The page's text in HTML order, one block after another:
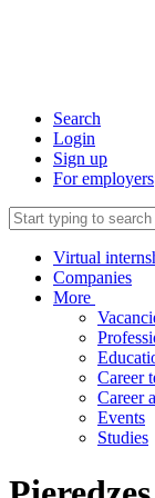
Search
Login
Sign up
For employers
Virtual
Companies
More
Career
Career
Events
Studies